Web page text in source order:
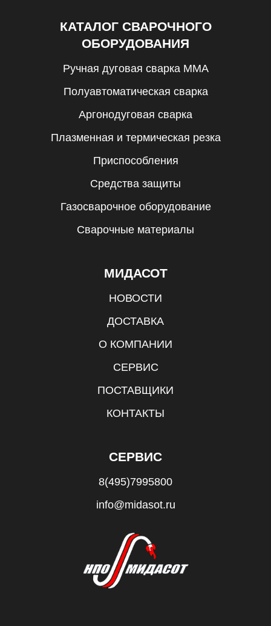
КАТАЛОГ СВАРОЧНОГО
ОБОРУДОВАНИЯ
Ручная дуговая сварка MMA
Полуавтоматическая сварка
Аргонодуговая сварка
Плазменная и термическая резка
Приспособления
Средства защиты
Газосварочное оборудование
Сварочные материалы
МИДАСОТ
НОВОСТИ
ДОСТАВКА
О КОМПАНИИ
СЕРВИС
ПОСТАВЩИКИ
КОНТАКТЫ
СЕРВИС
8(495)7995800
info@midasot.ru